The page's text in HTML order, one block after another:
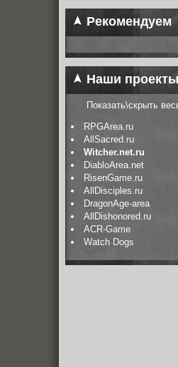
Рекомендуем
Наши проекты
Показать\скрыть
RPGArea.ru
AllSacred.ru
Witcher.net.ru
DiabloArea.net
RisenGame.ru
AllDisciples.ru
DragonAge-area
AllDishonored.ru
ACR-Game
Watch Dogs